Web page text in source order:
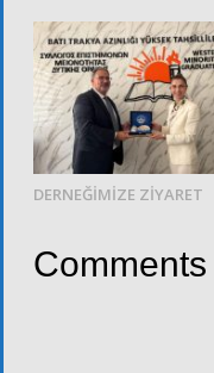
DERNEĞİMİZE ZİYARET